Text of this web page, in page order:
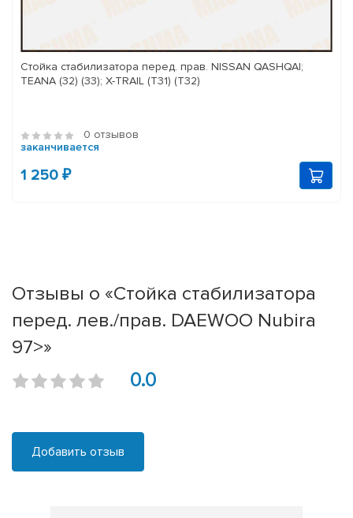
Стойка стабилизатора перед. прав. NISSAN QASHQAI;
TEANA (32) (33); X-TRAIL (T31) (T32)
0 отзывов
заканчивается
1 250 ₽
Отзывы о «Стойка стабилизатора
перед. лев./прав. DAEWOO Nubira
97>»
0.0
Добавить отзыв